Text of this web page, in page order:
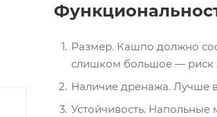
Размер. Кашпо должно
слишком большое — риск
Наличие дренажа. Лучше
Устойчивость.